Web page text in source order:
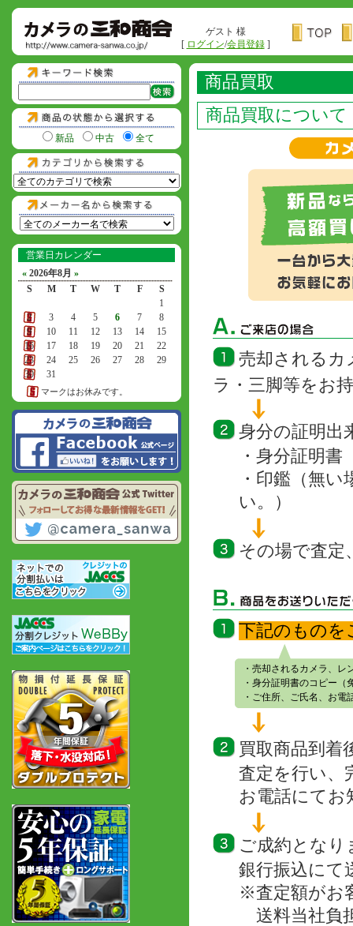
ゲスト 様
[ ログイン/会員登録]
新品 中古 全て
営業日カレンダー
« 2026年8月 »
S
M T W T F
S
1
2
3 4 5 6 7
8
9
10 11 12 13 14
15
16
17 18 19 20 21
22
23
24 25 26 27 28
29
30
31
マークはお休みです。
商品買取
商品買取について
売却されるカ
ラ・三脚等をお
身分の証明出
・身分証明
・印鑑（無
い。）
その場で査定
下記のものを
・売却されるカメラ、
・身分証明書のコピー
・ご住所、ご氏名、お
買取商品到着
査定を行い、
お電話にてお
ご成約となり
銀行振込にて
※査定額がお
送料当社負